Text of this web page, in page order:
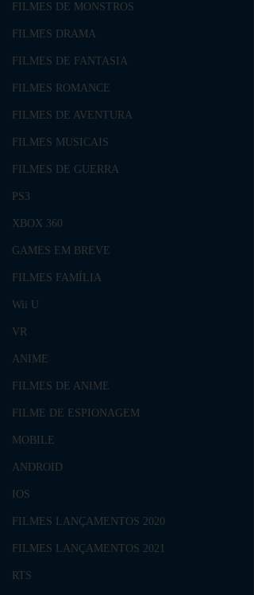
FILMES DE MONSTROS
FILMES DRAMA
FILMES DE FANTASIA
FILMES ROMANCE
FILMES DE AVENTURA
FILMES MUSICAIS
FILMES DE GUERRA
PS3
XBOX 360
GAMES EM BREVE
FILMES FAMÍLIA
Wii U
VR
ANIME
FILMES DE ANIME
FILME DE ESPIONAGEM
MOBILE
ANDROID
IOS
FILMES LANÇAMENTOS 2020
FILMES LANÇAMENTOS 2021
RTS